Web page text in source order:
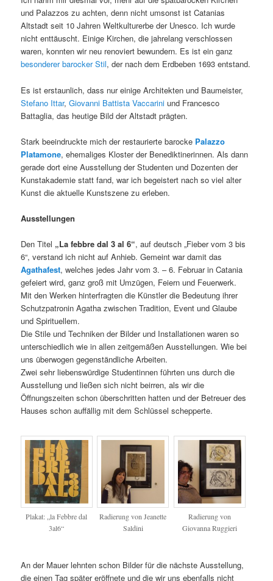
und Palazzos zu achten, denn nicht umsonst ist Catanias
Altstadt seit 10 Jahren Weltkulturerbe der Unesco. Ich wurde
nicht enttäuscht. Einige Kirchen, die jahrelang verschlossen
waren, konnten wir neu renoviert bewundern. Es ist ein ganz
besonderer barocker Stil, der nach dem Erdbeben 1693 entstand.
Es ist erstaunlich, dass nur einige Architekten und Baumeister,
Stefano Ittar,Giovanni Battista Vaccarini und Francesco
Battaglia, das heutige Bild der Altstadt prägten.
Stark beeindruckte mich der restaurierte barocke Palazzo
Platamone, ehemaliges Kloster der Benediktinerinnen. Als dann
gerade dort eine Ausstellung der Studenten und Dozenten der
Kunstakademie statt fand, war ich begeistert nach so viel alter
Kunst die aktuelle Kunstszene zu erleben.
Ausstellungen
Den Titel „La febbre dal 3 al 6“, auf deutsch „Fieber vom 3 bis
6“, verstand ich nicht auf Anhieb. Gemeint war damit das
Agathafest, welches jedes Jahr vom 3. – 6. Februar in Catania
gefeiert wird, ganz groß mit Umzügen, Feiern und Feuerwerk.
Mit den Werken hinterfragten die Künstler die Bedeutung ihrer
Schutzpatronin Agatha zwischen Tradition, Event und Glaube
und Spirituellem.
Die Stile und Techniken der Bilder und Installationen waren so
unterschiedlich wie in allen zeitgemäßen Ausstellungen. Wie bei
uns überwogen gegenständliche Arbeiten.
Zwei sehr liebenswürdige Studentinnen führten uns durch die
Ausstellung und ließen sich nicht beirren, als wir die
Öffnungszeiten schon überschritten hatten und der Betreuer des
Hauses schon auffällig mit dem Schlüssel schepperte.
Plakat: „la Febbre dal
3al6“
Radierung von Jeanette
Saldini
Radierung von
Giovanna Ruggieri
An der Mauer lehnten schon Bilder für die nächste Ausstellung,
die einen Tag später eröffnete und die wir uns ebenfalls nicht